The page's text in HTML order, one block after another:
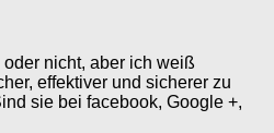
nicht, aber ich weiß
effektiver und sicherer zu
sie bei facebook, Google +,